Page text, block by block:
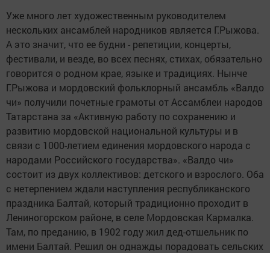
Уже много лет художественным руководителем
нескольких ансамблей народников является Г.Рыжова.
А это значит, что ее будни - репетиции, концерты,
фестивали, и везде, во всех песнях, стихах, обязательно
говорится о родном крае, языке и традициях. Нынче
Г.Рыжова и мордовский фольклорный ансамбль «Валдо
чи» получили почетные грамоты от Ассамблеи народов
Татарстана за «Активную работу по сохранению и
развитию мордовской национальной культуры и в
связи с 1000-летием единения мордовского народа с
народами Российского государства». «Валдо чи»
состоит из двух коллективов: детского и взрослого. Оба
с нетерпением ждали наступления республиканского
праздника Балтай, который традиционно проходит в
Лениногорском районе, в селе Мордовская Кармалка.
Там, по преданию, в 1902 году жил дед-отшельник по
имени Балтай. Решил он однажды порадовать сельских